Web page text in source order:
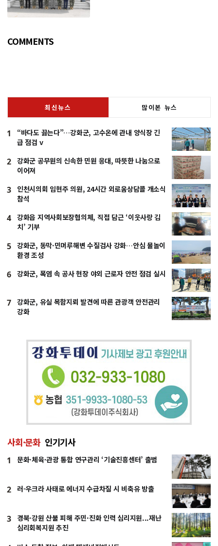
COMMENTS
최신뉴스 많이본 뉴스
1
“바다도 끓는다”…강화군, 고수온에 관내 양식장 긴
급 점검 v
2
강화군 공무원의 신속한 민원 응대, 따뜻한 나눔으로
이어져
3
인천시의회 임현주 의원, 24시간 외로움상담콜 개소식
참석
4
강화읍 지역사회보장협의체, 직접 담근 ‘이웃사랑 김
치’ 기부
5
강화군, 동막·민머루해변 수질검사 강화…안심 물놀이
환경 조성
6 강화군, 폭염 속 공사 현장 야외 근로자 안전 점검 실시
7
강화군, 유실 목함지뢰 발견에 따른 관광객 안전관리
강화
사회·문화 인기기사
1 문화·체육·관광 통합 연구관리 ‘기술진흥센터’ 출범
2 러-우크라 사태로 에너지 수급차질 시 비축유 방출
3
경북·강원 산불 피해 주민·진화 인력 심리지원...재난
심리회복지원 추진